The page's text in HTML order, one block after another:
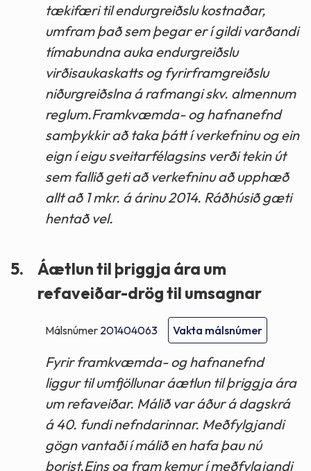
tækifæri til endurgreiðslu kostnaðar,
umfram það sem þegar er í gildi varðandi
tímabundna auka endurgreiðslu
virðisaukaskatts og fyrirframgreiðslu
niðurgreiðslna á rafmangi skv. almennum
reglum.Framkvæmda- og hafnanefnd
samþykkir að taka þátt í verkefninu og ein
eign í eigu sveitarfélagsins verði tekin út
sem fallið geti að verkefninu að upphæð
allt að 1 mkr. á árinu 2014. Ráðhúsið gæti
hentað vel.
5.
Áætlun til þriggja ára um
refaveiðar-drög til umsagnar
Málsnúmer 201404063 Vakta málsnúmer
Fyrir framkvæmda- og hafnanefnd
liggur til umfjöllunar áætlun til þriggja ára
um refaveiðar. Málið var áður á dagskrá
á 40. fundi nefndarinnar. Meðfylgjandi
gögn vantaði í málið en hafa þau nú
borist.Eins og fram kemur í meðfylgjandi